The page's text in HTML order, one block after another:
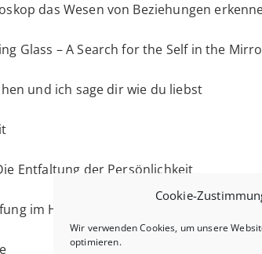
Cookie-
Wir verwenden Cookies, um unsere
optimieren.
das Wesen von Beziehungen
Glass – A Search for the Self in the
und ich sage dir wie du liebst
Entfaltung der Persönlichkeit
im Horoskop